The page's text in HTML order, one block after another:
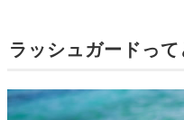
ラッシュガードって